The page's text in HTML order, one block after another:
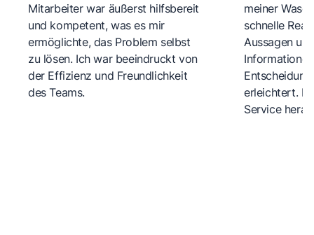
Mitarbeiter war äußerst hilfsbereit
und kompetent, was es mir
ermöglichte, das Problem selbst
zu lösen. Ich war beeindruckt von
der Effizienz und Freundlichkeit
des Teams.
meiner
schnelle
Aussagen
erleichtert.
Service